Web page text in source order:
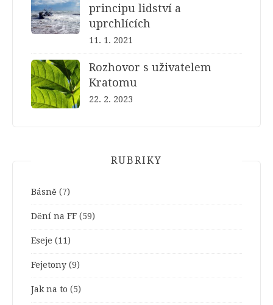
principu lidství a
uprchlících
11. 1. 2021
Rozhovor s uživatelem
Kratomu
22. 2. 2023
RUBRIKY
Básně (7)
Dění na FF (59)
Eseje (11)
Fejetony (9)
Jak na to (5)